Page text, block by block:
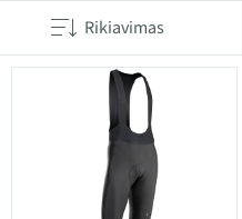
Rikiavimas